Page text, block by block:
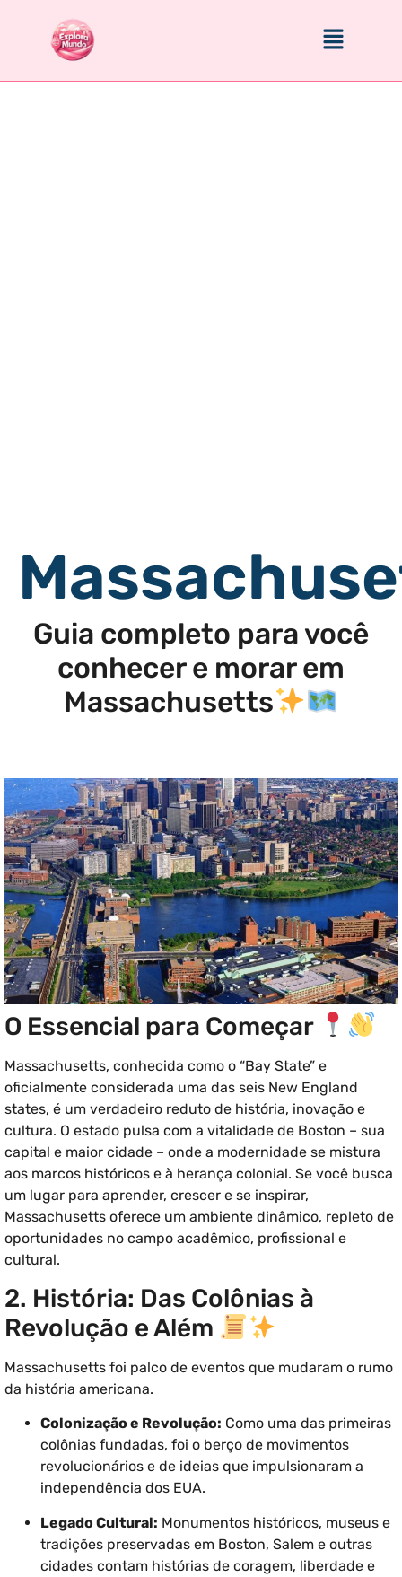
Guia completo para você
conhecer e morar em
Massachusetts
O Essencial para Começar
Massachusetts, conhecida como o “Bay State” e
oficialmente considerada uma das seis New England
states, é um verdadeiro reduto de história, inovação e
cultura. O estado pulsa com a vitalidade de Boston – sua
capital e maior cidade – onde a modernidade se mistura
aos marcos históricos e à herança colonial. Se você busca
um lugar para aprender, crescer e se inspirar,
Massachusetts oferece um ambiente dinâmico, repleto de
oportunidades no campo acadêmico, profissional e
cultural.
2. História: Das Colônias à
Revolução e Além
Massachusetts foi palco de eventos que mudaram o rumo
da história americana.
Colonização e Revolução: Como uma das primeiras
colônias fundadas, foi o berço de movimentos
revolucionários e de ideias que impulsionaram a
independência dos EUA.
Legado Cultural: Monumentos históricos, museus e
tradições preservadas em Boston, Salem e outras
cidades contam histórias de coragem, liberdade e